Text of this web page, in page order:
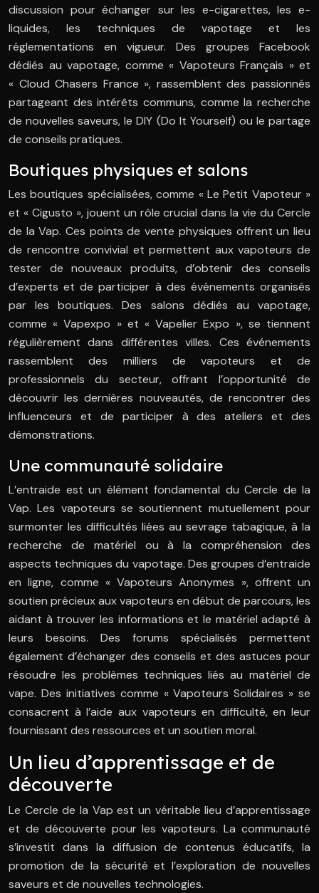
discussion pour échanger sur les e-cigarettes, les e-
liquides, les techniques de vapotage et les
réglementations en vigueur. Des groupes Facebook
dédiés au vapotage, comme « Vapoteurs Français » et
« Cloud Chasers France », rassemblent des passionnés
partageant des intérêts communs, comme la recherche
de nouvelles saveurs, le DIY (Do It Yourself) ou le partage
de conseils pratiques.
Boutiques physiques et salons
Les boutiques spécialisées, comme « Le Petit Vapoteur »
et « Cigusto », jouent un rôle crucial dans la vie du Cercle
de la Vap. Ces points de vente physiques offrent un lieu
de rencontre convivial et permettent aux vapoteurs de
tester de nouveaux produits, d’obtenir des conseils
d’experts et de participer à des événements organisés
par les boutiques. Des salons dédiés au vapotage,
comme « Vapexpo » et « Vapelier Expo », se tiennent
régulièrement dans différentes villes. Ces événements
rassemblent des milliers de vapoteurs et de
professionnels du secteur, offrant l’opportunité de
découvrir les dernières nouveautés, de rencontrer des
influenceurs et de participer à des ateliers et des
démonstrations.
Une communauté solidaire
L’entraide est un élément fondamental du Cercle de la
Vap. Les vapoteurs se soutiennent mutuellement pour
surmonter les difficultés liées au sevrage tabagique, à la
recherche de matériel ou à la compréhension des
aspects techniques du vapotage. Des groupes d’entraide
en ligne, comme « Vapoteurs Anonymes », offrent un
soutien précieux aux vapoteurs en début de parcours, les
aidant à trouver les informations et le matériel adapté à
leurs besoins. Des forums spécialisés permettent
également d’échanger des conseils et des astuces pour
résoudre les problèmes techniques liés au matériel de
vape. Des initiatives comme « Vapoteurs Solidaires » se
consacrent à l’aide aux vapoteurs en difficulté, en leur
fournissant des ressources et un soutien moral.
Un lieu d’apprentissage et de
découverte
Le Cercle de la Vap est un véritable lieu d’apprentissage
et de découverte pour les vapoteurs. La communauté
s’investit dans la diffusion de contenus éducatifs, la
promotion de la sécurité et l’exploration de nouvelles
saveurs et de nouvelles technologies.